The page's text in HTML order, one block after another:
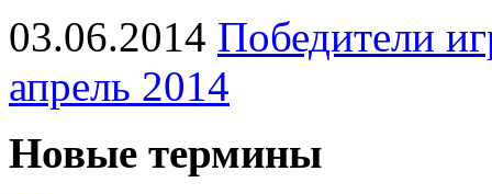
03.06.2014 Победители
апрель 2014
Новые термины